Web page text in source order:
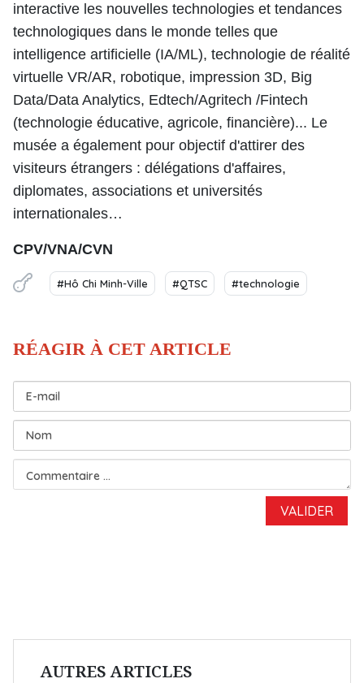
interactive les nouvelles technologies et tendances
technologiques dans le monde telles que
intelligence artificielle (IA/ML), technologie de réalité
virtuelle VR/AR, robotique, impression 3D, Big
Data/Data Analytics, Edtech/Agritech /Fintech
(technologie éducative, agricole, financière)... Le
musée a également pour objectif d'attirer des
visiteurs étrangers : délégations d'affaires,
diplomates, associations et universités
internationales…
CPV/VNA/CVN
#Hô Chi Minh-Ville #QTSC #technologie
AUTRES ARTICLES